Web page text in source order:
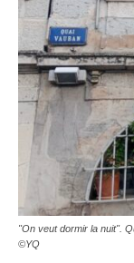
"On veut dormir la nuit".
©YQ